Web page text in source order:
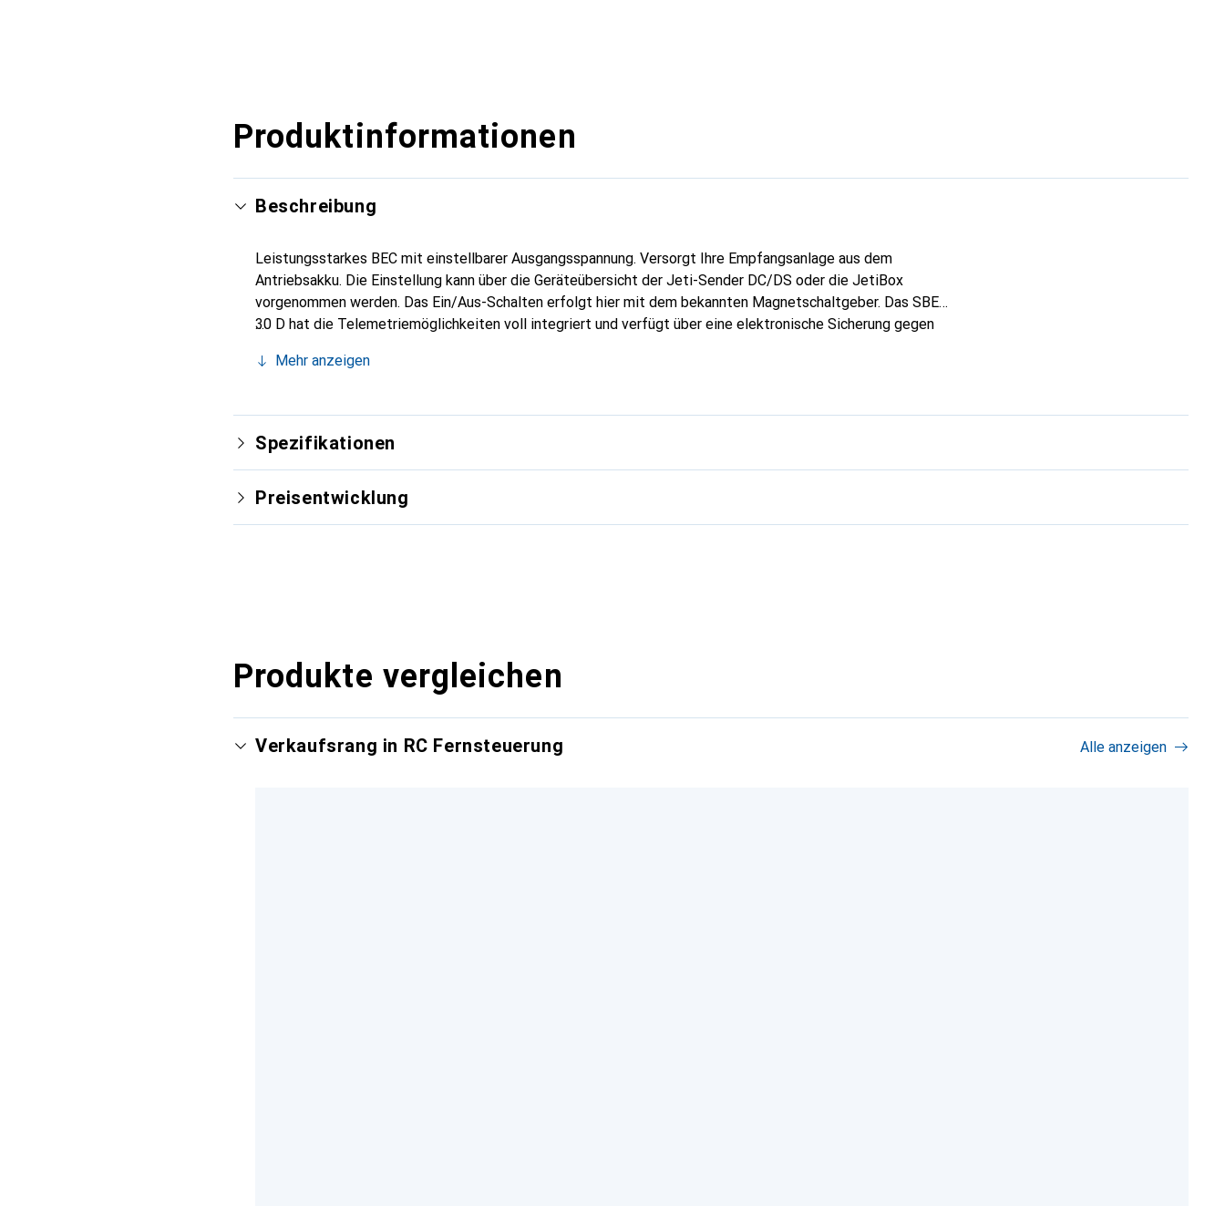
Produktinformationen
Beschreibung
Leistungsstarkes BEC mit einstellbarer Ausgangsspannung. Versorgt Ihre Empfangsanlage aus dem
Antriebsakku. Die Einstellung kann über die Geräteübersicht der Jeti-Sender DC/DS oder die JetiBox
vorgenommen werden. Das Ein/Aus-Schalten erfolgt hier mit dem bekannten Magnetschaltgeber. Das SBEC
30 D hat die Telemetriemöglichkeiten voll integriert und verfügt über eine elektronische Sicherung gegen
Mehr anzeigen
Spezifikationen
Preisentwicklung
Produkte vergleichen
Verkaufsrang in RC Fernsteuerung Alle anzeigen